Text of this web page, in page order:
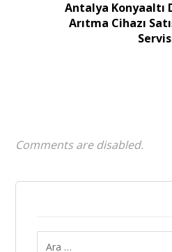
Antalya Konyaaltı
Arıtma Cihazı
Comments are disabled.